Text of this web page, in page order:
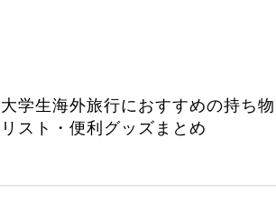
大学生海外旅行におすすめの持ち物
リスト・便利グッズまとめ